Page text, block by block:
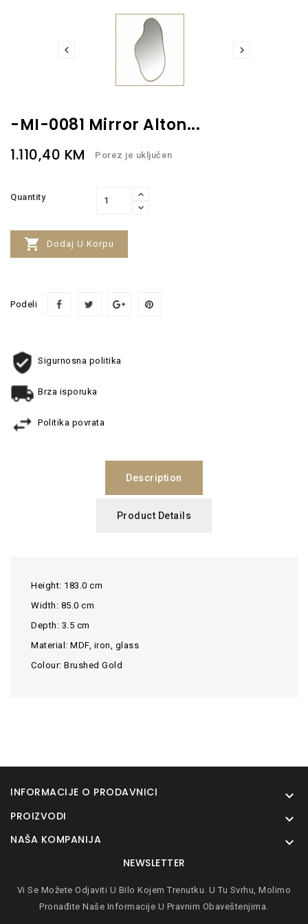
 
-MI-0081 Mirror Alton...
1.110,40 KM Porez je uključen
Quantity
 Dodaj U Korpu
Podeli
Sigurnosna politika
Brza isporuka
Politika povrata
Description
Product Details
Height: 183.0 cm
Width: 85.0 cm
Depth: 3.5 cm
Material: MDF, iron, glass
Colour: Brushed Gold
INFORMACIJE O PRODAVNICI 
PROIZVODI 
NAŠA KOMPANIJA 
NEWSLETTER
Vi Se Možete Odjaviti U Bilo Kojem Trenutku. U Tu Svrhu, Molimo
Pronađite Naše Informacije U Pravnim Obaveštenjima.